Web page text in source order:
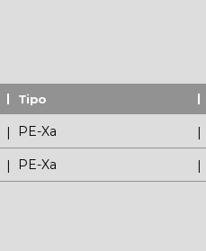
Tipo
PE-Xa
PE-Xa